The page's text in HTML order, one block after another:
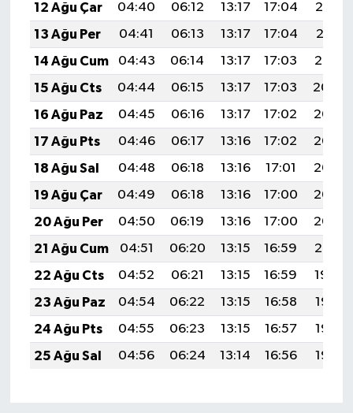
12 Ağu Çar
04:40 06:12 13:17 17:04
20:12
13 Ağu Per
04:41 06:13 13:17 17:04
20:11
14 Ağu Cum
04:43 06:14 13:17 17:03
20:10
15 Ağu Cts
04:44 06:15 13:17 17:03
20:09
16 Ağu Paz
04:45 06:16 13:17 17:02
20:07
17 Ağu Pts
04:46 06:17 13:16 17:02
20:06
18 Ağu Sal
04:48 06:18 13:16 17:01
20:05
19 Ağu Çar
04:49 06:18 13:16 17:00
20:03
20 Ağu Per
04:50 06:19 13:16 17:00
20:02
21 Ağu Cum
04:51 06:20 13:15 16:59
20:01
22 Ağu Cts
04:52 06:21 13:15 16:59
19:59
23 Ağu Paz
04:54 06:22 13:15 16:58
19:58
24 Ağu Pts
04:55 06:23 13:15 16:57
19:57
25 Ağu Sal
04:56 06:24 13:14 16:56 19:55